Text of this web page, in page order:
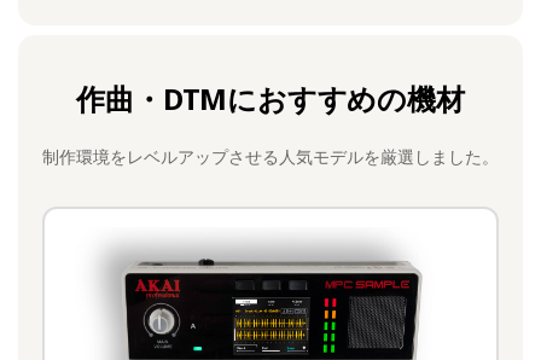
作曲・DTMにおすすめの機材
制作環境をレベルアップさせる人気モデルを厳選しました。